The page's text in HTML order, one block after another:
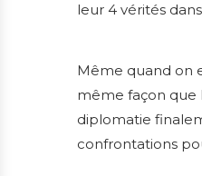
leur 4 vérités
Même quand on
même façon que
diplomatie
confrontations